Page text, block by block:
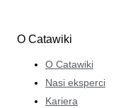
O Catawiki
O Catawiki
Nasi eksperci
Kariera